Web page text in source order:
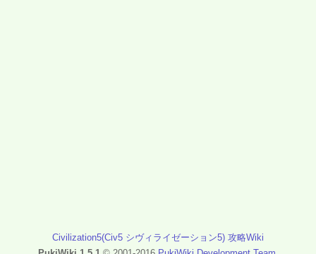
Civilization5(Civ5 シヴィライゼーション5) 攻略Wiki